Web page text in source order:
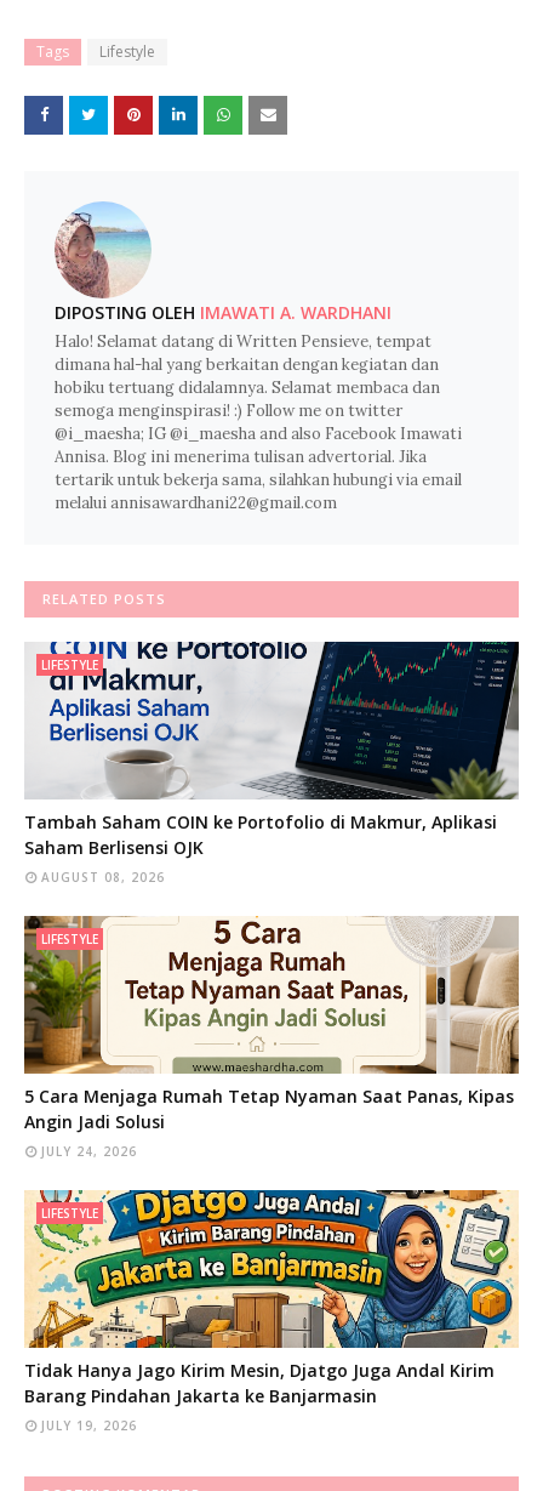
Tags Lifestyle
DIPOSTING OLEH IMAWATI A. WARDHANI
Halo! Selamat datang di Written Pensieve, tempat
dimana hal-hal yang berkaitan dengan kegiatan dan
hobiku tertuang didalamnya. Selamat membaca dan
semoga menginspirasi! :) Follow me on twitter
@i_maesha; IG @i_maesha and also Facebook Imawati
Annisa. Blog ini menerima tulisan advertorial. Jika
tertarik untuk bekerja sama, silahkan hubungi via email
melalui annisawardhani22@gmail.com
RELATED POSTS
LIFESTYLE
Tambah Saham COIN ke Portofolio di Makmur, Aplikasi
Saham Berlisensi OJK
AUGUST 08, 2026
LIFESTYLE
5 Cara Menjaga Rumah Tetap Nyaman Saat Panas, Kipas
Angin Jadi Solusi
JULY 24, 2026
LIFESTYLE
Tidak Hanya Jago Kirim Mesin, Djatgo Juga Andal Kirim
Barang Pindahan Jakarta ke Banjarmasin
JULY 19, 2026